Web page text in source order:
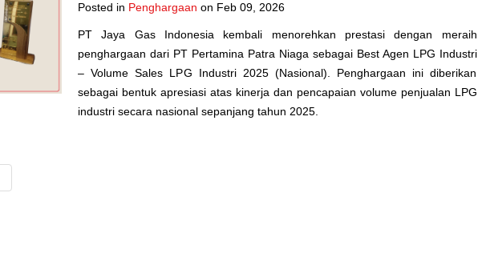
Posted in Penghargaan on Feb 09, 2026
PT Jaya Gas Indonesia kembali menorehkan prestasi dengan meraih
penghargaan dari PT Pertamina Patra Niaga sebagai Best Agen LPG Industri
– Volume Sales LPG Industri 2025 (Nasional). Penghargaan ini diberikan
sebagai bentuk apresiasi atas kinerja dan pencapaian volume penjualan LPG
industri secara nasional sepanjang tahun 2025.